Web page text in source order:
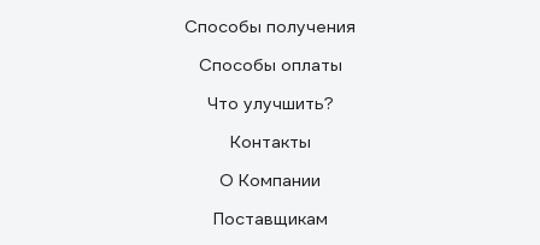
Способы получения
Способы оплаты
Что улучшить?
Контакты
О Компании
Поставщикам